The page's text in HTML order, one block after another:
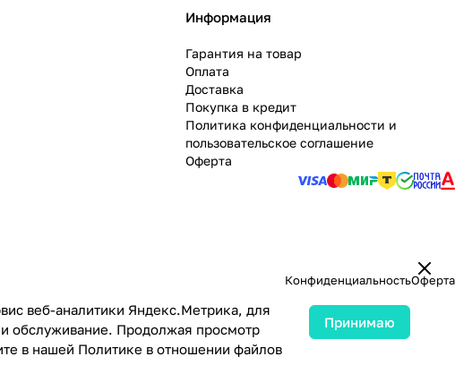
Информация
Гарантия на товар
Оплата
Доставка
Покупка в кредит
Политика конфиденциальности и
пользовательское соглашение
Оферта
КонфиденциальностьОферта
веб-аналитики Яндекс.Метрика, для
и обслуживание. Продолжая просмотр
в нашей Политике в отношении файлов
Принимаю